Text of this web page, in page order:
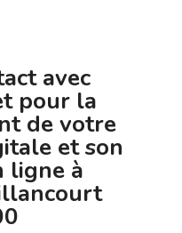
avec
pour la
de votre
et son
ligne à